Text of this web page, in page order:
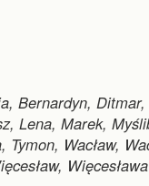
Bernardyn, Ditmar,
Lena, Marek,
Wacław,
Więcesława